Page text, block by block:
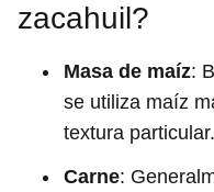
zacahuil?
Masa de maíz:
se utiliza maíz
textura particular.
Carne: